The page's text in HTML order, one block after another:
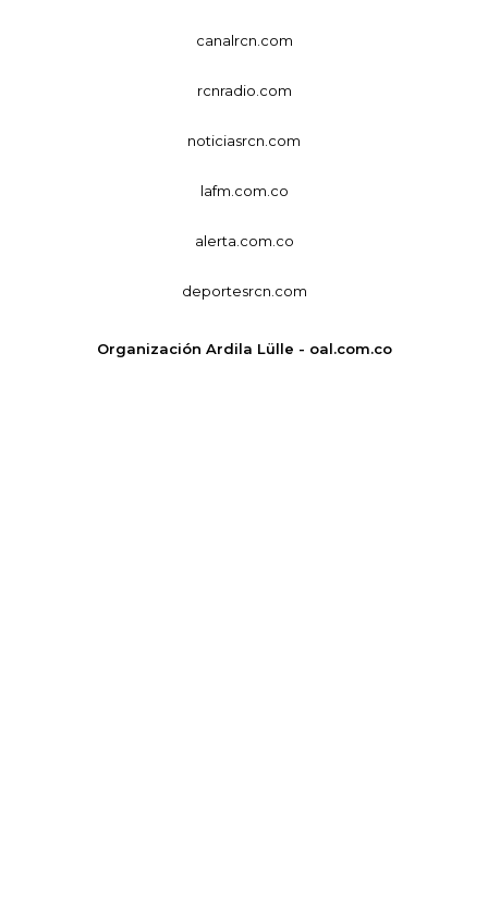
canalrcn.com
rcnradio.com
noticiasrcn.com
lafm.com.co
alerta.com.co
deportesrcn.com
Organización Ardila Lülle - oal.com.co